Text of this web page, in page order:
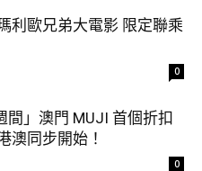
利歐兄弟大電影 限定聯乘
0
間」澳門 MUJI 首個折扣
澳同步開始！
0